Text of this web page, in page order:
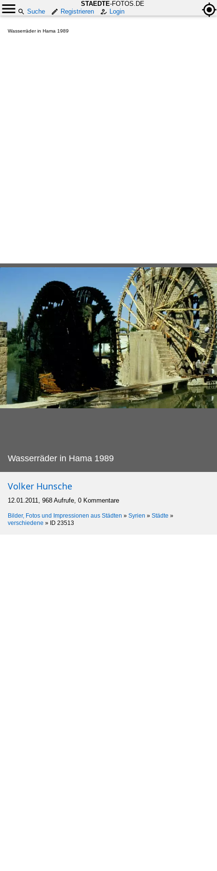
STAEDTE-FOTOS.DE
Suche
Registrieren Login
Wasserräder in Hama 1989
Wasserräder in Hama 1989
Volker Hunsche
12.01.2011, 968 Aufrufe, 0 Kommentare
Bilder, Fotos und Impressionen aus Städten » Syrien » Städte »
verschiedene » ID 23513